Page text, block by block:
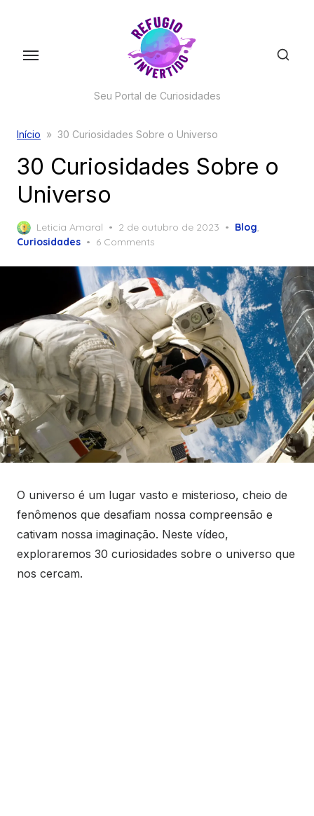
Seu Portal de Curiosidades
Início » 30 Curiosidades Sobre o Universo
30 Curiosidades Sobre o
Universo
Leticia Amaral
Posted
on
2 de outubro de 2023 Blog,
Curiosidades
6 Comments
O universo é um lugar vasto e misterioso, cheio de
fenômenos que desafiam nossa compreensão e
cativam nossa imaginação. Neste vídeo,
exploraremos 30 curiosidades sobre o universo que
nos cercam.